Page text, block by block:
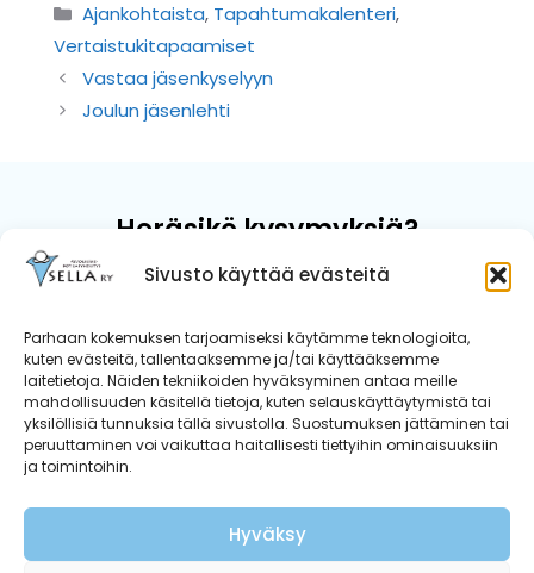
Sivusto käyttää evästeitä
Parhaan kokemuksen tarjoamiseksi käytämme teknologioita,
kuten evästeitä, tallentaaksemme ja/tai käyttääksemme
laitetietoja. Näiden tekniikoiden hyväksyminen antaa meille
mahdollisuuden käsitellä tietoja, kuten selauskäyttäytymistä tai
yksilöllisiä tunnuksia tällä sivustolla. Suostumuksen jättäminen tai
peruuttaminen voi vaikuttaa haitallisesti tiettyihin ominaisuuksiin
ja toimintoihin.
Hyväksy
Kategoriat
Ajankohtaista, Tapahtumakalenteri,
Vertaistukitapaamiset
Vastaa jäsenkyselyyn
Joulun jäsenlehti
Heräsikö kysymyksiä?
Kun kaipaat luotettavaa kuuntelijaa
ohjausta tiedon etsimiseen, me
autamme.
Ota yhteyttä